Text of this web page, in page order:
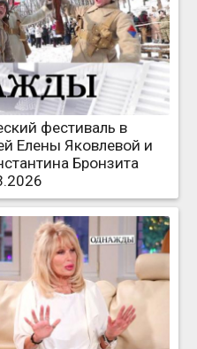
фестиваль в
Елены Яковлевой и
Бронзита